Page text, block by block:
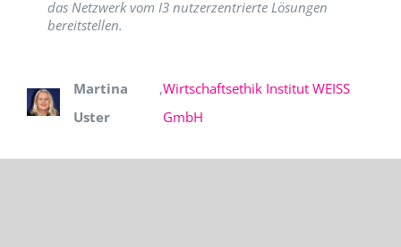
das Netzwerk vom I3 nutzerzentrierte Lösungen
bereitstellen.
Martina
Uster
,Wirtschaftsethik Institut WEISS
GmbH